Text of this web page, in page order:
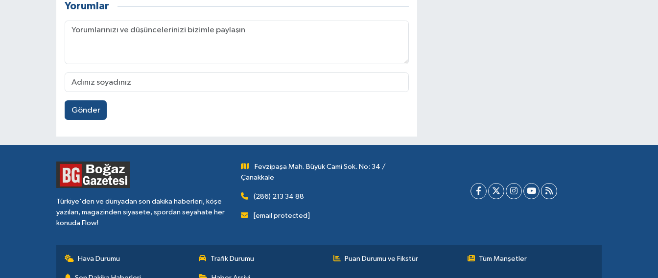
Yorumlar
Gönder
Türkiye'den ve dünyadan son dakika haberleri, köşe
yazıları, magazinden siyasete, spordan seyahate her
konuda Flow!
Fevzipaşa Mah. Büyük Cami Sok. No: 34 /
Çanakkale
(286) 213 34 88
[email protected]
Hava Durumu Trafik Durumu Puan Durumu ve Fikstür Tüm Manşetler